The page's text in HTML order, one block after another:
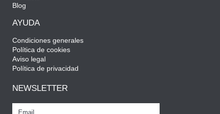
Blog
AYUDA
Condiciones generales
Política de cookies
Aviso legal
Política de privacidad
NEWSLETTER